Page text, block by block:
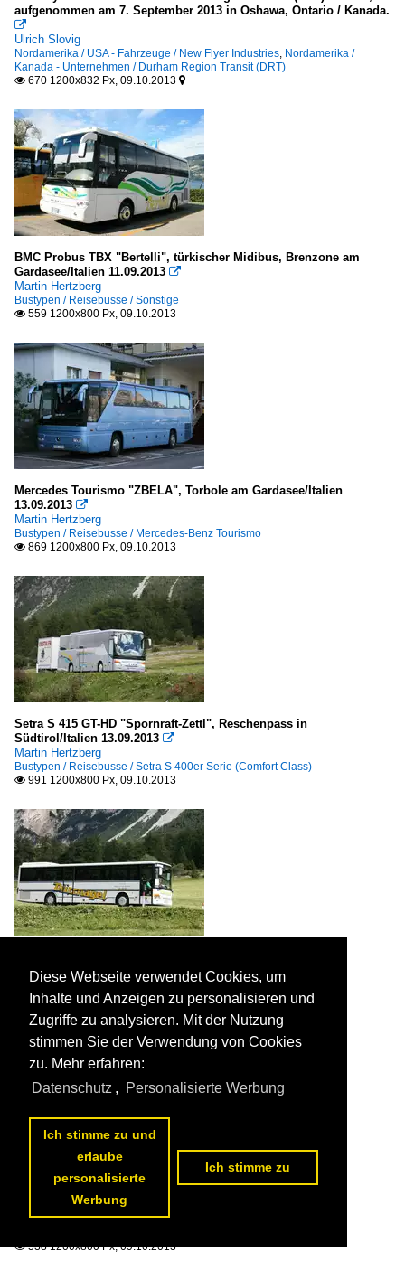
aufgenommen am 7. September 2013 in Oshawa, Ontario / Kanada.

Ulrich Slovig
Nordamerika / USA - Fahrzeuge / New Flyer Industries, Nordamerika /
Kanada - Unternehmen / Durham Region Transit (DRT)
 670 1200x832 Px, 09.10.2013 
BMC Probus TBX "Bertelli", türkischer Midibus, Brenzone am
Gardasee/Italien 11.09.2013 
Martin Hertzberg
Bustypen / Reisebusse / Sonstige
 559 1200x800 Px, 09.10.2013
Mercedes Tourismo "ZBELA", Torbole am Gardasee/Italien
13.09.2013 
Martin Hertzberg
Bustypen / Reisebusse / Mercedes-Benz Tourismo
 869 1200x800 Px, 09.10.2013
Setra S 415 GT-HD "Spornraft-Zettl", Reschenpass in
Südtirol/Italien 13.09.2013 
Martin Hertzberg
Bustypen / Reisebusse / Setra S 400er Serie (Comfort Class)
 991 1200x800 Px, 09.10.2013
13.09.2013 
Martin Hertzberg
Bustypen / Reisebusse / Setra S 300er Serie
726 1200x800 Px, 09.10.2013

Martin Hertzberg
538 1200x800 Px, 09.10.2013
Diese Webseite verwendet Cookies, um
Inhalte und Anzeigen zu personalisieren und
Zugriffe zu analysieren. Mit der Nutzung
stimmen Sie der Verwendung von Cookies
zu. Mehr erfahren:
Datenschutz , Personalisierte Werbung
Ich stimme zu und
erlaube
personalisierte
Werbung
Ich stimme zu